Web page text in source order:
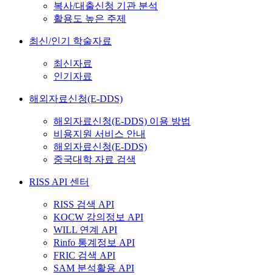
복사/대출신청 기관 분석
활용도 높은 주제
최신/인기 학술자료
최신자료
인기자료
해외자료신청(E-DDS)
해외자료신청(E-DDS) 이용 방법
비용지원 서비스 안내
해외자료신청(E-DDS)
중국대학 자료 검색
RISS API 센터
RISS 검색 API
KOCW 강의정보 API
WILL 연계 API
Rinfo 통계정보 API
FRIC 검색 API
SAM 분석활용 API